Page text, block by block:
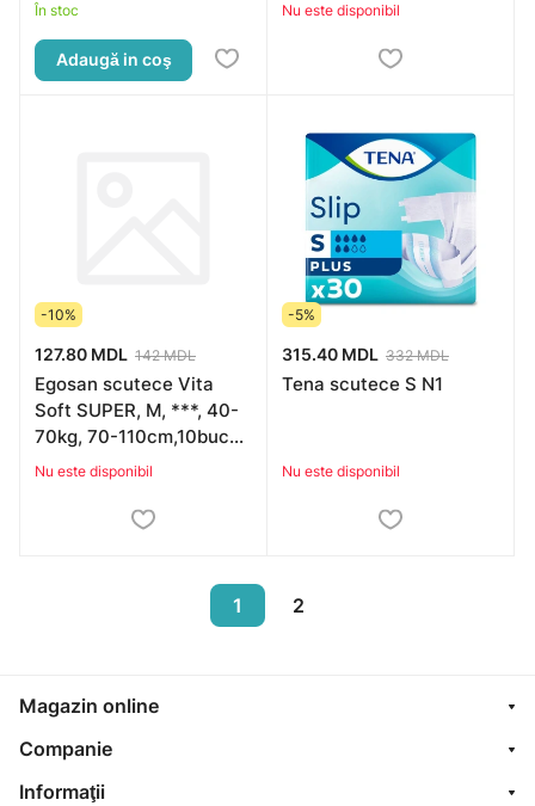
În stoc
Adaugă in coş
Nu este disponibil
-10%
127.80 MDL 142 MDL
Egosan scutece Vita
Soft SUPER, M, ***, 40-
70kg, 70-110cm,10buc
(*)
Nu este disponibil
-5%
315.40 MDL 332 MDL
Tena scutece S N1
Nu este disponibil
1 2
Magazin online
Companie
Informaţii